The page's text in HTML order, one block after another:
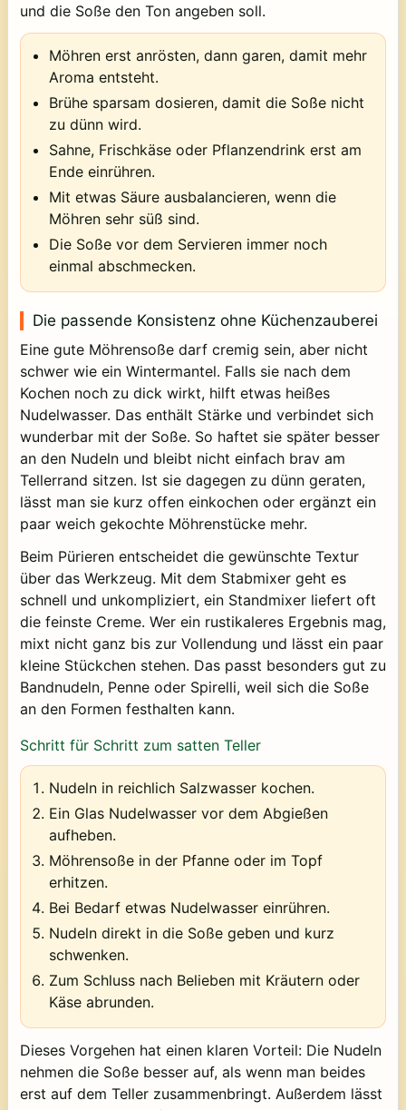
und die Soße den Ton angeben soll.
Möhren erst anrösten, dann garen, damit mehr
Aroma entsteht.
Brühe sparsam dosieren, damit die Soße nicht
zu dünn wird.
Sahne, Frischkäse oder Pflanzendrink erst am
Ende einrühren.
Mit etwas Säure ausbalancieren, wenn die
Möhren sehr süß sind.
Die Soße vor dem Servieren immer noch
einmal abschmecken.
Die passende Konsistenz ohne Küchenzauberei
Eine gute Möhrensoße darf cremig sein, aber nicht
schwer wie ein Wintermantel. Falls sie nach dem
Kochen noch zu dick wirkt, hilft etwas heißes
Nudelwasser. Das enthält Stärke und verbindet sich
wunderbar mit der Soße. So haftet sie später besser
an den Nudeln und bleibt nicht einfach brav am
Tellerrand sitzen. Ist sie dagegen zu dünn geraten,
lässt man sie kurz offen einkochen oder ergänzt ein
paar weich gekochte Möhrenstücke mehr.
Beim Pürieren entscheidet die gewünschte Textur
über das Werkzeug. Mit dem Stabmixer geht es
schnell und unkompliziert, ein Standmixer liefert oft
die feinste Creme. Wer ein rustikaleres Ergebnis mag,
mixt nicht ganz bis zur Vollendung und lässt ein paar
kleine Stückchen stehen. Das passt besonders gut zu
Bandnudeln, Penne oder Spirelli, weil sich die Soße
an den Formen festhalten kann.
Schritt für Schritt zum satten Teller
Nudeln in reichlich Salzwasser kochen.
Ein Glas Nudelwasser vor dem Abgießen
aufheben.
Möhrensoße in der Pfanne oder im Topf
erhitzen.
Bei Bedarf etwas Nudelwasser einrühren.
Nudeln direkt in die Soße geben und kurz
schwenken.
Zum Schluss nach Belieben mit Kräutern oder
Käse abrunden.
Dieses Vorgehen hat einen klaren Vorteil: Die Nudeln
nehmen die Soße besser auf, als wenn man beides
erst auf dem Teller zusammenbringt. Außerdem lässt